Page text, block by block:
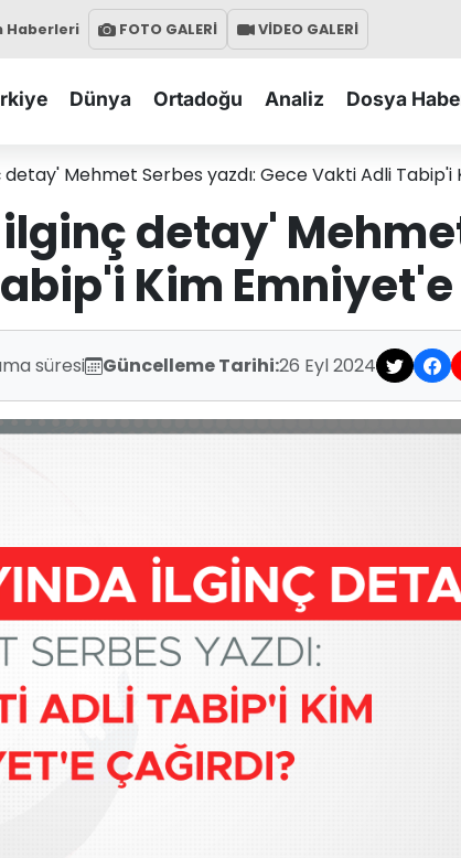
Haberleri FOTO GALERİ VİDEO GALERİ
Dünya Ortadoğu Analiz Dosya
Mehmet Serbes yazdı: Gece Vakti Adli Tabip'i
detay'
Kim Emniyet'e
süresi Güncelleme Tarihi:26 Eyl 2024